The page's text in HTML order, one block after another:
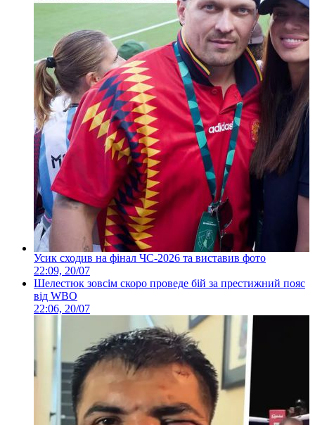
Усик сходив на фінал ЧС-2026 та виставив фото
22:09, 20/07
Шелестюк зовсім скоро проведе бій за престижний пояс
від WBO
22:06, 20/07